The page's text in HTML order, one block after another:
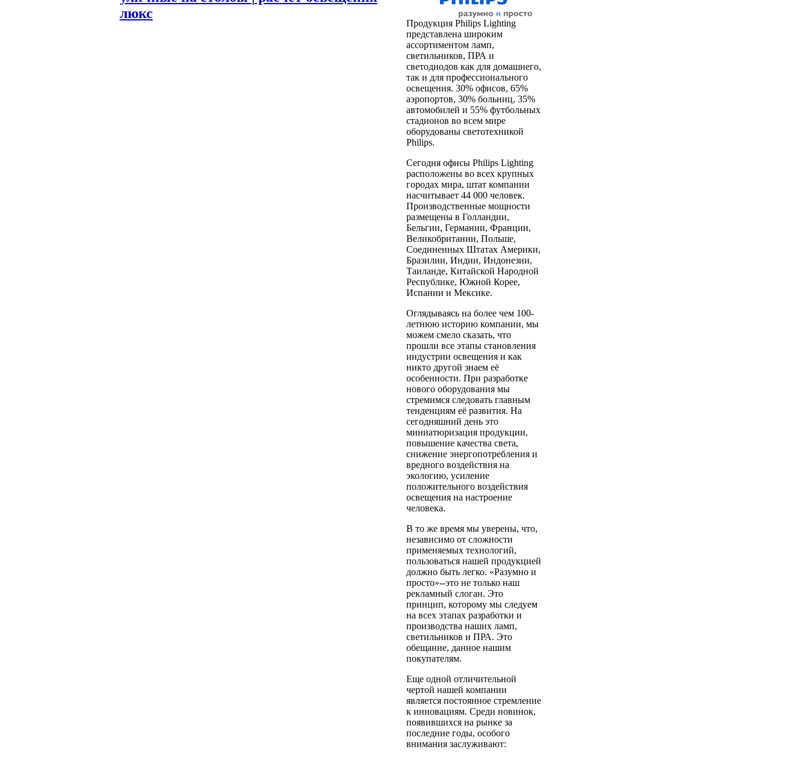
люкс
Продукция Philips Lighting
представлена широким
ассортиментом ламп,
светильников, ПРА и
светодиодов как для домашнего,
так и для профессионального
освещения. 30% офисов, 65%
аэропортов, 30% больниц, 35%
автомобилей и 55% футбольных
стадионов во всем мире
оборудованы светотехникой
Philips.
Сегодня офисы Philips Lighting
расположены во всех крупных
городах мира, штат компании
насчитывает 44 000 человек.
Производственные мощности
размещены в Голландии,
Бельгии, Германии, Франции,
Великобритании, Польше,
Соединенных Штатах Америки,
Бразилии, Индии, Индонезии,
Таиланде, Китайской Народной
Республике, Южной Корее,
Испании и Мексике.
Оглядываясь на более чем 100-
летнюю историю компании, мы
можем смело сказать, что
прошли все этапы становления
индустрии освещения и как
никто другой знаем её
особенности. При разработке
нового оборудования мы
стремимся следовать главным
тенденциям её развития. На
сегодняшний день это
миниатюризация продукции,
повышение качества света,
снижение энергопотребления и
вредного воздействия на
экологию, усиление
положительного воздействия
освещения на настроение
человека.
В то же время мы уверены, что,
независимо от сложности
применяемых технологий,
пользоваться нашей продукцией
должно быть легко. «Разумно и
просто»--это не только наш
рекламный слоган. Это
принцип, которому мы следуем
на всех этапах разработки и
производства наших ламп,
светильников и ПРА. Это
обещание, данное нашим
покупателям.
Еще одной отличительной
чертой нашей компании
является постоянное стремление
к инновациям. Среди новинок,
появившихся на рынке за
последние годы, особого
внимания заслуживают: